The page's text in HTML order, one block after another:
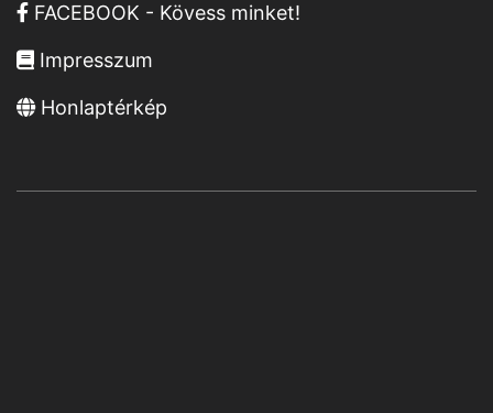
FACEBOOK - Kövess minket!
Impresszum
Honlaptérkép